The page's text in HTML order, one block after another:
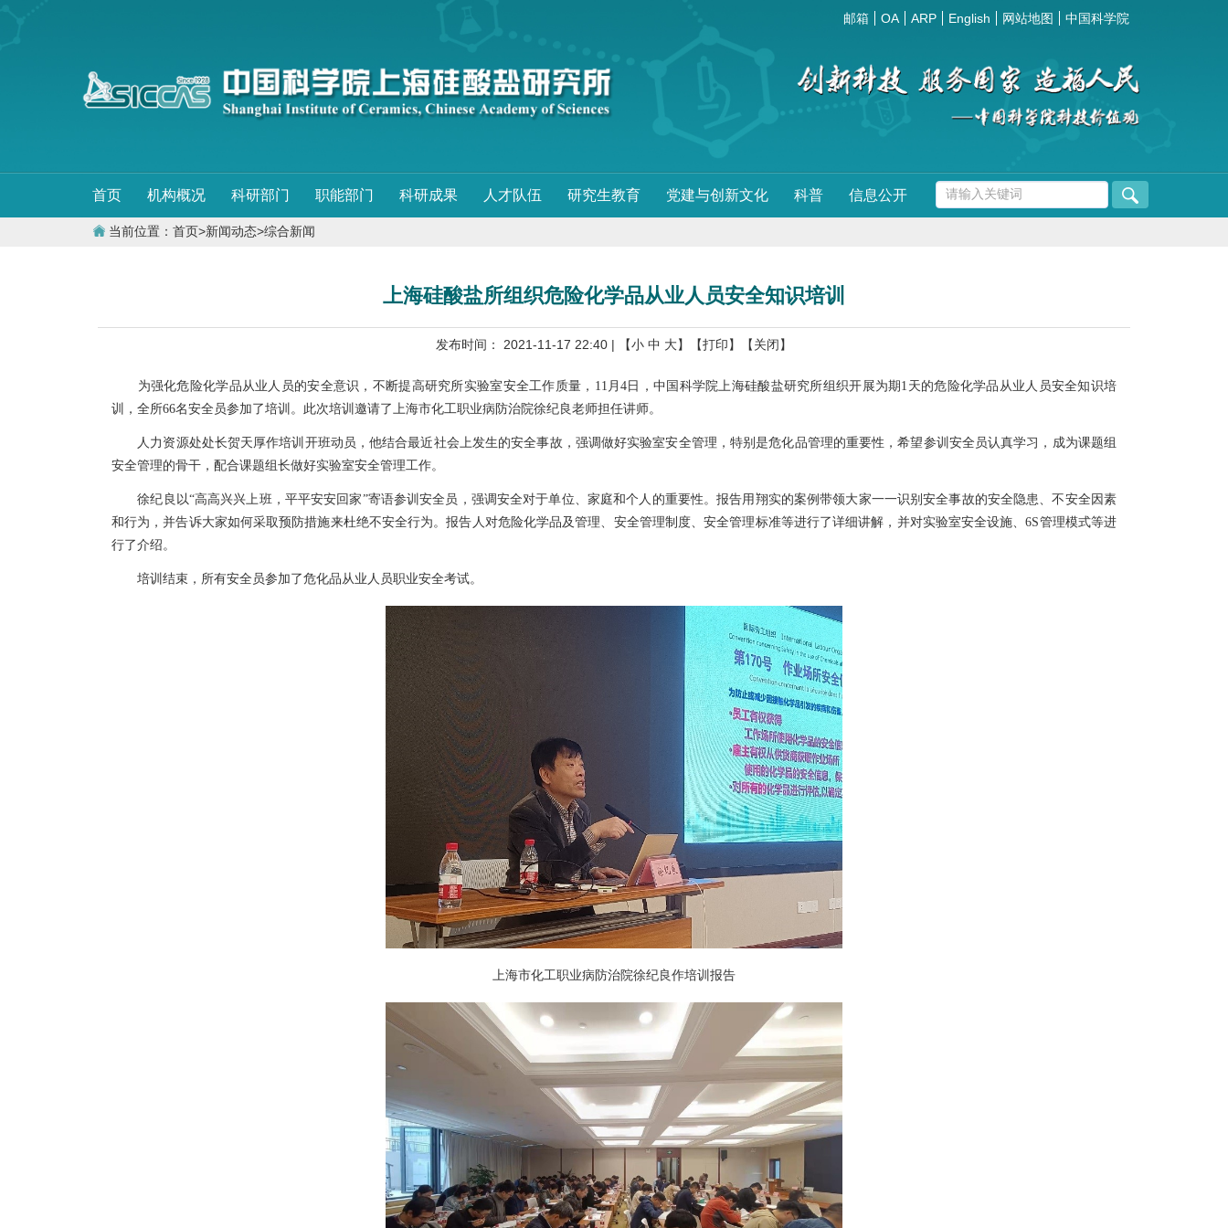
邮箱 OA ARP English 网站地图 中国科学院
首页 机构概况 科研部门 职能部门 科研成果 人才队伍 研究生教育 党建与创新文化 科普 信息公开
当前位置： 首页>新闻动态>综合新闻
上海硅酸盐所组织危险化学品从业人员安全知识培训
发布时间： 2021-11-17 22:40 | 【小 中 大】 【打印】 【关闭】
为强化危险化学品从业人员的安全意识，不断提高研究所实验室安全工作质量，11月4日，中国科学院上海硅酸盐研究所组织开展为期1天的危险化学品从业人员安全知识培
训，全所66名安全员参加了培训。此次培训邀请了上海市化工职业病防治院徐纪良老师担任讲师。
人力资源处处长贺天厚作培训开班动员，他结合最近社会上发生的安全事故，强调做好实验室安全管理，特别是危化品管理的重要性，希望参训安全员认真学习，成为课题组
安全管理的骨干，配合课题组长做好实验室安全管理工作。
徐纪良以“高高兴兴上班，平平安安回家”寄语参训安全员，强调安全对于单位、家庭和个人的重要性。报告用翔实的案例带领大家一一识别安全事故的安全隐患、不安全因素
和行为，并告诉大家如何采取预防措施来杜绝不安全行为。报告人对危险化学品及管理、安全管理制度、安全管理标准等进行了详细讲解，并对实验室安全设施、6S管理模式等进
行了介绍。
培训结束，所有安全员参加了危化品从业人员职业安全考试。
上海市化工职业病防治院徐纪良作培训报告